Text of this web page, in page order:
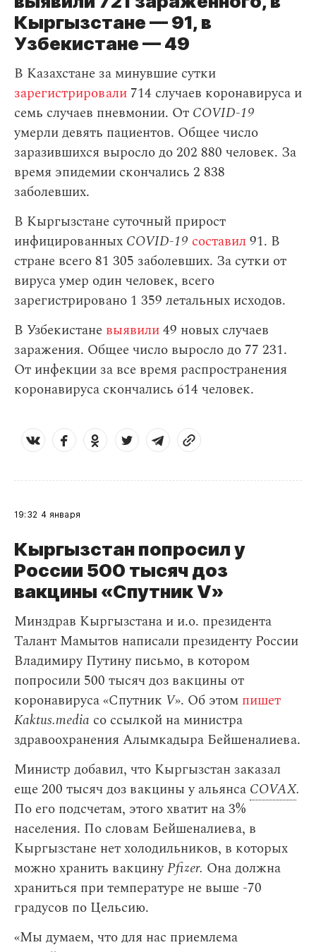
Кыргызстане — 91, в
Узбекистане — 49
В Казахстане за минувшие сутки
зарегистрировали 714 случаев коронавируса и
семь случаев пневмонии. От COVID-19
умерли девять пациентов. Общее число
заразившихся выросло до 202 880 человек. За
время эпидемии скончались 2 838
заболевших.
В Кыргызстане суточный прирост
инфицированных COVID-19 составил91. В
стране всего 81 305 заболевших. За сутки от
вируса умер один человек, всего
зарегистрировано 1 359 летальных исходов.
В Узбекистане выявили49 новых случаев
заражения. Общее число выросло до 77 231.
От инфекции за все время распространения
коронавируса скончались 614 человек.
19:32 4 января
Кыргызстан попросил у
России 500 тысяч доз
вакцины «Спутник V»
Минздрав Кыргызстана и и.о. президента
Талант Мамытов написали президенту России
Владимиру Путину письмо, в котором
попросили 500 тысяч доз вакцины от
коронавируса «Спутник V». Об этом пишет
Kaktus.media со ссылкой на министра
здравоохранения Алымкадыра Бейшеналиева.
Министр добавил, что Кыргызстан заказал
еще 200 тысяч доз вакцины у альянса COVAX.
По его подсчетам, этого хватит на 3%
населения. По словам Бейшеналиева, в
Кыргызстане нет холодильников, в которых
можно хранить вакцинуPfizer. Она должна
храниться при температуре не выше -70
градусов по Цельсию.
«Мы думаем, что для нас приемлема